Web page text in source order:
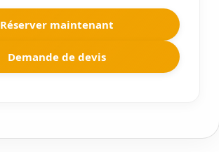
Réserver maintenant
Demande de devis